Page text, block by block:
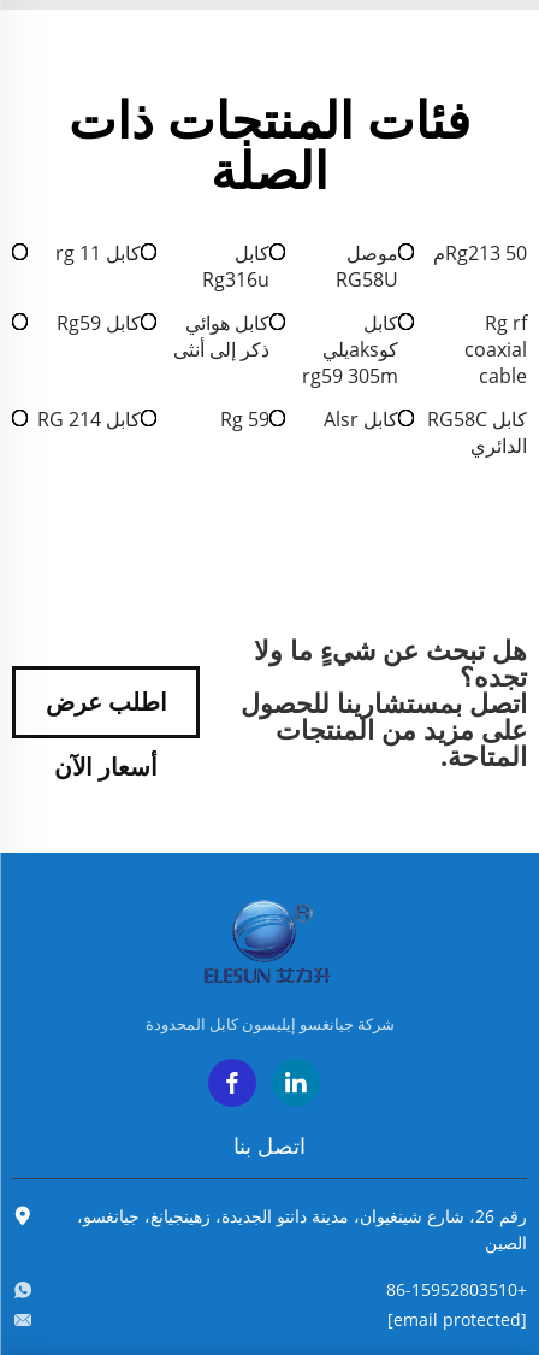
فئات المنتجات ذات
الصلة
Rg213 50م
موصل
RG58U
كابل
Rg316u
كابل rg 11
Rg rf
coaxial
cable
كابل
كوaksيلي
rg59 305m
كابل هوائي
ذكر إلى أنثى
كابل Rg59
كابل RG58C
الدائري
كابل Alsr Rg 59 كابل RG 214
هل تبحث عن شيءٍ ما ولا
تجده؟
اتصل بمستشارينا للحصول
على مزيد من المنتجات
المتاحة.
اطلب عرض
أسعار الآن
شركة جيانغسو إيليسون كابل المحدودة
اتصل بنا
رقم 26، شارع شينغيوان، مدينة دانتو الجديدة، زهينجيانغ، جيانغسو،
الصين
+86-15952803510
[email protected]